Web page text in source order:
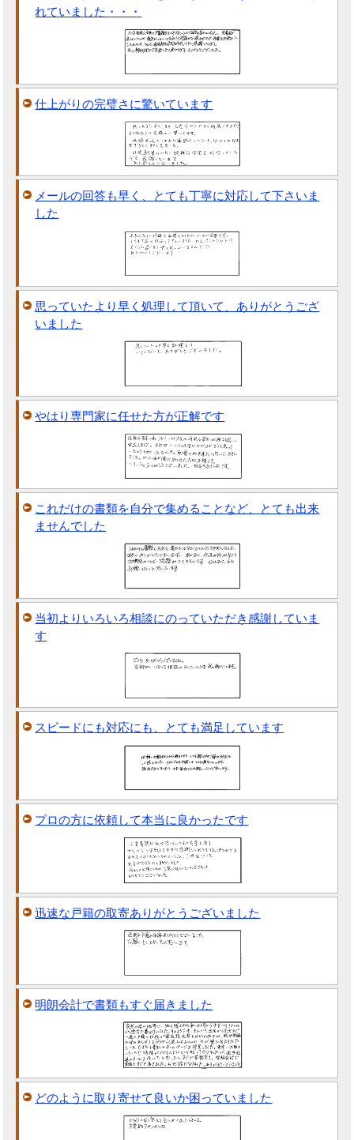
れていました・・・
仕上がりの完璧さに驚いています
メールの回答も早く、とても丁寧に対応して下さいま
した
思っていたより早く処理して頂いて、ありがとうござ
いました
やはり専門家に任せた方が正解です
これだけの書類を自分で集めることなど、とても出来
ませんでした
当初よりいろいろ相談にのっていただき感謝していま
す
スピードにも対応にも、とても満足しています
プロの方に依頼して本当に良かったです
迅速な戸籍の取寄ありがとうございました
明朗会計で書類もすぐ届きました
どのように取り寄せて良いか困っていました